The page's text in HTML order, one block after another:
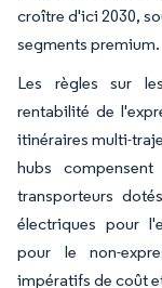
croître d'ici 2030,
segments premium.
Les règles sur
rentabilité de
itinéraires multi-
hubs
transporteurs
électriques pour
pour le non-
impératifs de coût